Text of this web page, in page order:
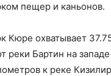
пещер и каньонов.
Кюре охватывает
реки Бартин на
к реке